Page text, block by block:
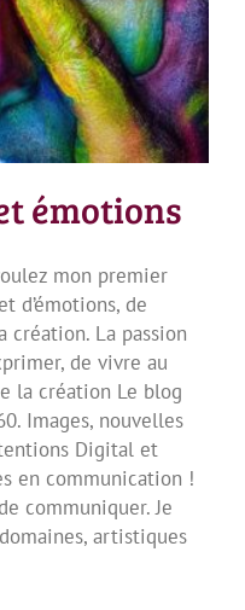
émotions
émotions
mon premier
d’émotions, de
création. La passion
de vivre au
la création Le blog
Images, nouvelles
Digital et
en communication !
communiquer. Je
artistiques